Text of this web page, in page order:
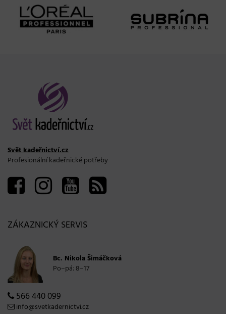
Svět kadeřnictví.cz
Profesionální kadeřnické potřeby
ZÁKAZNICKÝ SERVIS
Bc. Nikola Šimáčková
Po−pá: 8−17
566 440 099
info@svetkadernictvi.cz